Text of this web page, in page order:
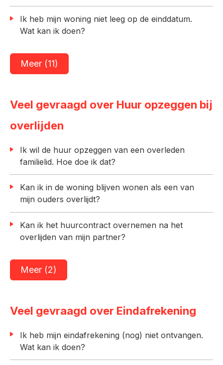
Ik heb mijn woning niet leeg op de einddatum.
Wat kan ik doen?
Meer (11)
Veel gevraagd over Huur opzeggen bij
overlijden
Ik wil de huur opzeggen van een overleden
familielid. Hoe doe ik dat?
Kan ik in de woning blijven wonen als een van
mijn ouders overlijdt?
Kan ik het huurcontract overnemen na het
overlijden van mijn partner?
Meer (2)
Veel gevraagd over Eindafrekening
Ik heb mijn eindafrekening (nog) niet ontvangen.
Wat kan ik doen?